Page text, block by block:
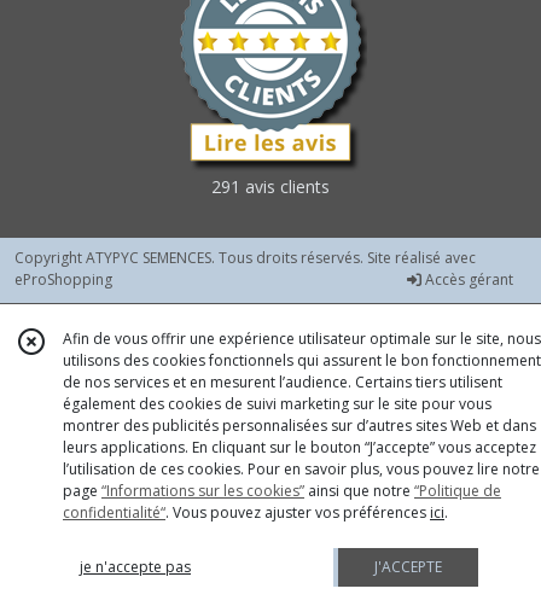
(1)
Fraises
(1)
Haricots
à
Rames
à
Ecosser
et
291 avis clients
Copyright ATYPYC SEMENCES. Tous droits réservés. Site réalisé avec
eProShopping
Accès gérant
Afin de vous offrir une expérience utilisateur optimale sur le site, nous
utilisons des cookies fonctionnels qui assurent le bon fonctionnement
de nos services et en mesurent l’audience. Certains tiers utilisent
également des cookies de suivi marketing sur le site pour vous
montrer des publicités personnalisées sur d’autres sites Web et dans
leurs applications. En cliquant sur le bouton “J’accepte” vous acceptez
l’utilisation de ces cookies. Pour en savoir plus, vous pouvez lire notre
page “Informations sur les cookies” ainsi que notre “Politique de
confidentialité“. Vous pouvez ajuster vos préférences ici.
je n'accepte pas J'ACCEPTE